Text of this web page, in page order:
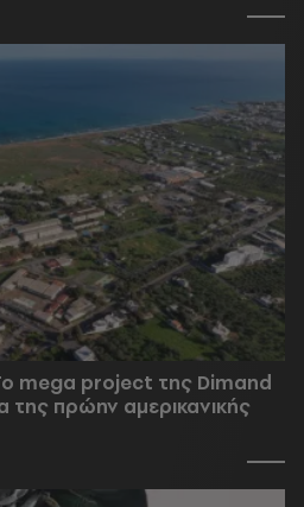
mega project της Dimand
της πρώην αμερικανικής